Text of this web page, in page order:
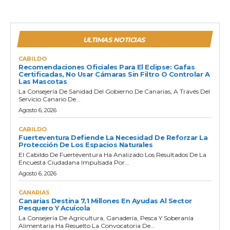
ULTIMAS NOTICIAS
CABILDO
Recomendaciones Oficiales Para El Eclipse: Gafas
Certificadas, No Usar Cámaras Sin Filtro O Controlar A
Las Mascotas
La Consejería De Sanidad Del Gobierno De Canarias, A Través Del
Servicio Canario De...
Agosto 6, 2026
CABILDO
Fuerteventura Defiende La Necesidad De Reforzar La
Protección De Los Espacios Naturales
El Cabildo De Fuerteventura Ha Analizado Los Resultados De La
Encuesta Ciudadana Impulsada Por...
Agosto 6, 2026
CANARIAS
Canarias Destina 7,1 Millones En Ayudas Al Sector
Pesquero Y Acuícola
La Consejería De Agricultura, Ganadería, Pesca Y Soberanía
Alimentaria Ha Resuelto La Convocatoria De...